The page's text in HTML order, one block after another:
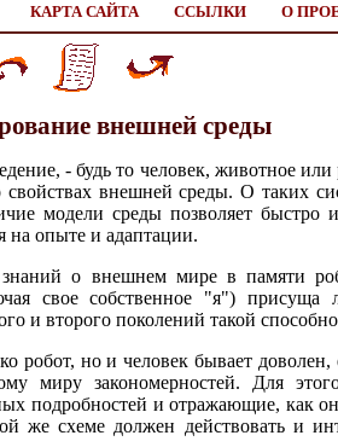
КАРТА САЙТА ССЫЛКИ О
внешней среды
- будь то человек, животное или
внешней среды. О таких
модели среды позволяет быстро
на опыте и адаптации.
о внешнем мире в памяти
свое собственное "я") присуща
и второго поколений такой
но и человек бывает доволен,
миру закономерностей. Для
подробностей и отражающие, как
же схеме должен действовать и